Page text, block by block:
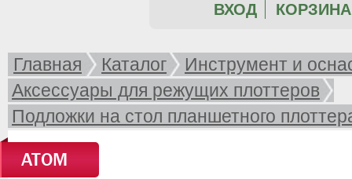
ВХОД КОРЗИНА
Главная Каталог
Инструмент и
Аксессуары для режущих плоттеров
Подложки на стол планшетного
ATOM